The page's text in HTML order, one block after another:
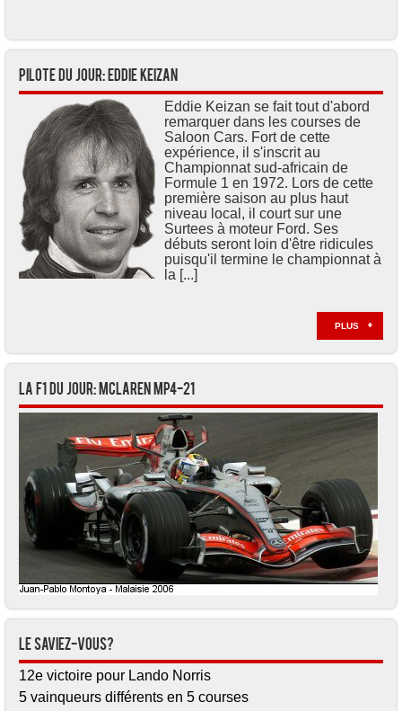
Pilote du jour: Eddie KEIZAN
Eddie Keizan se fait tout d'abord
remarquer dans les courses de
Saloon Cars. Fort de cette
expérience, il s'inscrit au
Championnat sud-africain de
Formule 1 en 1972. Lors de cette
première saison au plus haut
niveau local, il court sur une
Surtees à moteur Ford. Ses
débuts seront loin d'être ridicules
puisqu'il termine le championnat à
la [...]
PLUS
La F1 du jour: McLaren MP4-21
Le saviez-vous?
12e victoire pour Lando Norris
5 vainqueurs différents en 5 courses